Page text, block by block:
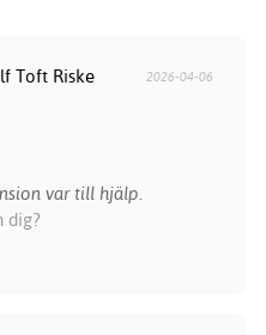
Toft Riske 2026-04-06
var till hjälp.
dig?